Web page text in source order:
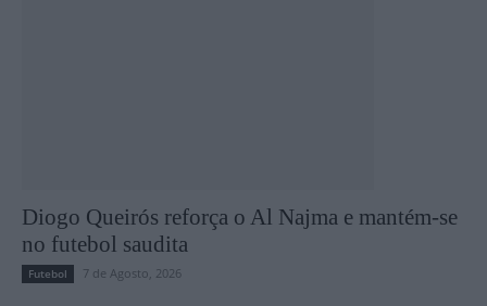
Diogo Queirós reforça o Al Najma e mantém-se
no futebol saudita
Futebol 7 de Agosto, 2026